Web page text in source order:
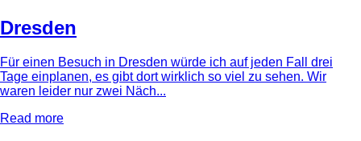
Dresden
Für einen Besuch in Dresden würde ich auf jeden Fall drei
Tage einplanen, es gibt dort wirklich so viel zu sehen. Wir
waren leider nur zwei Näch...
Read more